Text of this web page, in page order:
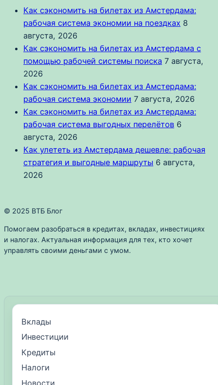
Как сэкономить на билетах из Амстердама:
рабочая система экономии на поездках 8
августа, 2026
Как сэкономить на билетах из Амстердама с
помощью рабочей системы поиска 7 августа,
2026
Как сэкономить на билетах из Амстердама:
рабочая система экономии 7 августа, 2026
Как сэкономить на билетах из Амстердама:
рабочая система выгодных перелётов 6
августа, 2026
Как улететь из Амстердама дешевле: рабочая
стратегия и выгодные маршруты 6 августа,
2026
© 2025 ВТБ Блог
Помогаем разобраться в кредитах, вкладах, инвестициях
и налогах. Актуальная информация для тех, кто хочет
управлять своими деньгами с умом.
Вклады
Инвестиции
Кредиты
Налоги